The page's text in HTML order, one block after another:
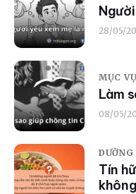
28/05/
MỤC
Làm
08/05/
DƯỠNG
Tín